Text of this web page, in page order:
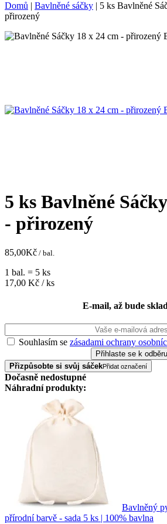
Domů | Bavlněné sáčky | 5 ks Bavlněné
přirozený
5 ks Bavlněné
- přirozený
85,00Kč / bal.
1 bal. = 5 ks
17,00 Kč / ks
E-mail, až bude
Souhlasím se zásadami ochrany
Přizpůsobte si svůj sáčekPřidat označení
Dočasně nedostupné
Náhradní produkty:
Bavlněný
přírodní barvě - sada 5 ks | 100% bavlna